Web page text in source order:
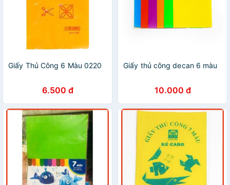
Giấy Thủ Công 6 Màu 0220
6.500 đ
Giấy thủ công decan 6 màu
10.000 đ